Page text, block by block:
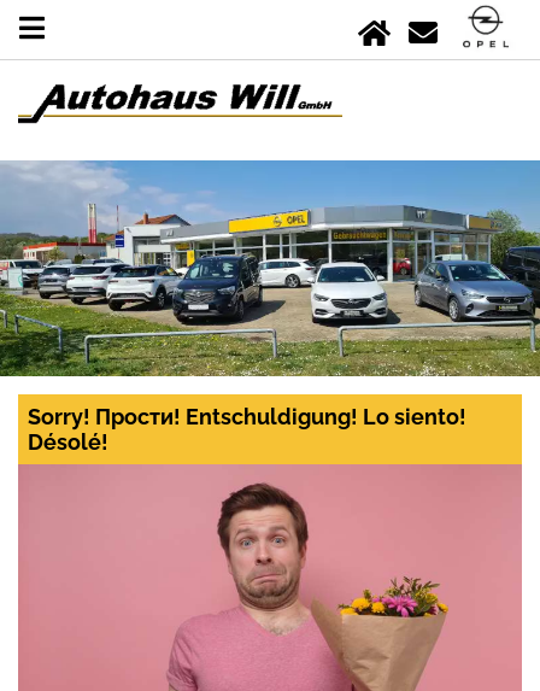
Sorry! Прости! Entschuldigung! Lo siento!
Désolé!